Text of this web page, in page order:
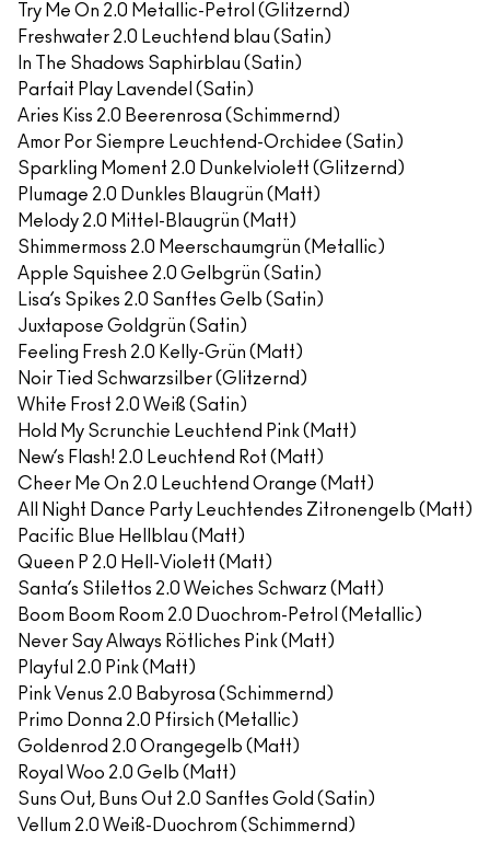
Try Me On 2.0 Metallic-Petrol (Glitzernd)
Freshwater 2.0 Leuchtend blau (Satin)
In The Shadows Saphirblau (Satin)
Parfait Play Lavendel (Satin)
Aries Kiss 2.0 Beerenrosa (Schimmernd)
Amor Por Siempre Leuchtend-Orchidee (Satin)
Sparkling Moment 2.0 Dunkelviolett (Glitzernd)
Plumage 2.0 Dunkles Blaugrün (Matt)
Melody 2.0 Mittel-Blaugrün (Matt)
Shimmermoss 2.0 Meerschaumgrün (Metallic)
Apple Squishee 2.0 Gelbgrün (Satin)
Lisa’s Spikes 2.0 Sanftes Gelb (Satin)
Juxtapose Goldgrün (Satin)
Feeling Fresh 2.0 Kelly-Grün (Matt)
Noir Tied Schwarzsilber (Glitzernd)
White Frost 2.0 Weiß (Satin)
Hold My Scrunchie Leuchtend Pink (Matt)
New’s Flash! 2.0 Leuchtend Rot (Matt)
Cheer Me On 2.0 Leuchtend Orange (Matt)
All Night Dance Party Leuchtendes Zitronengelb (Matt)
Pacific Blue Hellblau (Matt)
Queen P 2.0 Hell-Violett (Matt)
Santa’s Stilettos 2.0 Weiches Schwarz (Matt)
Boom Boom Room 2.0 Duochrom-Petrol (Metallic)
Never Say Always Rötliches Pink (Matt)
Playful 2.0 Pink (Matt)
Pink Venus 2.0 Babyrosa (Schimmernd)
Primo Donna 2.0 Pfirsich (Metallic)
Goldenrod 2.0 Orangegelb (Matt)
Royal Woo 2.0 Gelb (Matt)
Suns Out, Buns Out 2.0 Sanftes Gold (Satin)
Vellum 2.0 Weiß-Duochrom (Schimmernd)